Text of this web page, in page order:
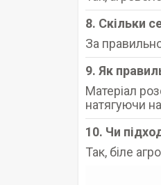
8. Скільки
За
9. Як
Матеріал
натягуючи
10. Чи
Так, біле